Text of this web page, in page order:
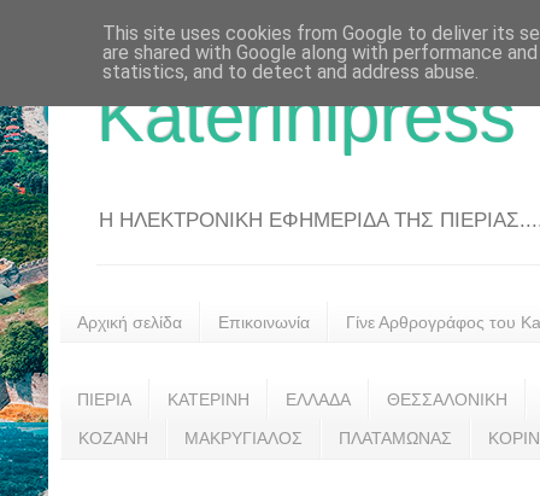
Katerinipress
Η ΗΛΕΚΤΡΟΝΙΚΗ ΕΦΗΜΕΡΙΔΑ ΤΗΣ
Αρχική σελίδα Επικοινωνία Γίνε Αρθρογράφος του
ΠΙΕΡΙΑ ΚΑΤΕΡΙΝΗ ΕΛΛΑΔΑ ΘΕΣΣΑΛΟΝΙΚΗ
ΚΟΖΑΝΗ ΜΑΚΡΥΓΙΑΛΟΣ ΠΛΑΤΑΜΩΝΑΣ
This site uses cookies from Google to deliver its
are shared with Google along with performance
statistics, and to detect and address abuse.